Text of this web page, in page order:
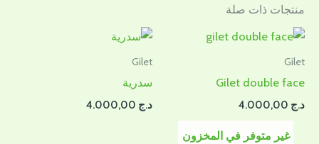
منتجات ذات صلة
Gilet
Gilet double face
د.ج
Gilet
سدرية
د.ج
غير متوفر في المخزون